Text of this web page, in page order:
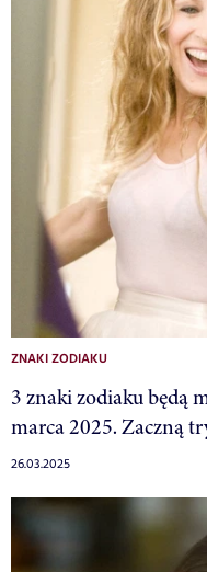
ZNAKI ZODIAKU
3 znaki zodiaku będą
marca 2025. Zaczną
26.03.2025